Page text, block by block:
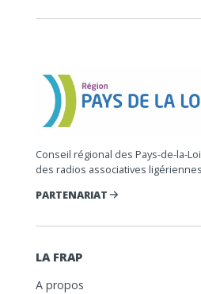
Conseil régional des Pays-de-la-
des radios associatives
PARTENARIAT
LA FRAP
A propos